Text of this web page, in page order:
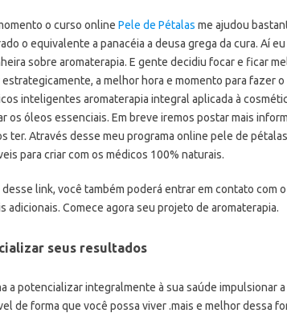
o curso online Pele de Pétalas me ajudou
o equivalente a panacéia a deusa grega da cura. Aí
sobre aromaterapia. E gente decidiu focar e ficar
a melhor hora e momento para fazer
inteligentes aromaterapia integral aplicada à
os óleos essenciais. Em breve iremos postar mais
ter. Através desse meu programa online pele de
para criar com os médicos 100% naturais.
link, você também poderá entrar em contato com o
adicionais. Comece agora seu projeto de aromaterapia.
seus resultados
a potencializar integralmente à sua saúde impulsionar
de forma que você possa viver .mais e melhor dessa